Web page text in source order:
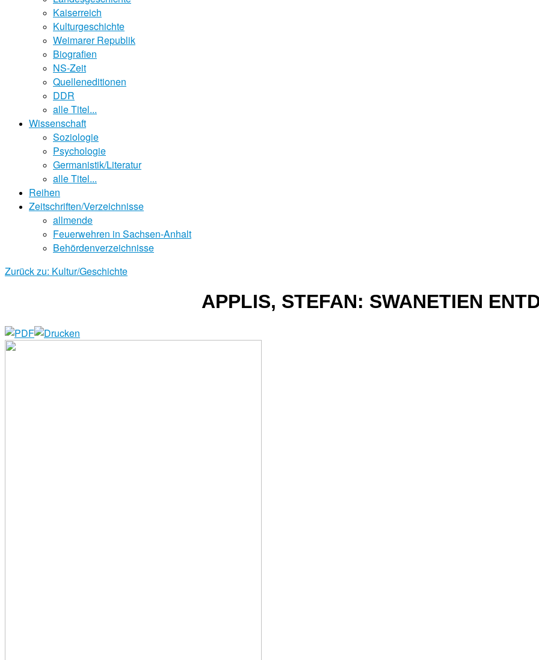
Kaiserreich
Kulturgeschichte
Weimarer Republik
Biografien
NS-Zeit
Quelleneditionen
DDR
alle Titel...
Wissenschaft
Soziologie
Psychologie
Germanistik/Literatur
alle Titel...
Reihen
Zeitschriften/Verzeichnisse
allmende
Feuerwehren in Sachsen-Anhalt
Behördenverzeichnisse
Zurück zu: Kultur/Geschichte
APPLIS, STEFAN: SWANETIEN